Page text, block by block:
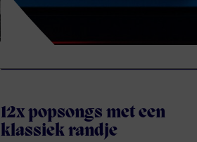
12x popsongs met een
klassiek randje